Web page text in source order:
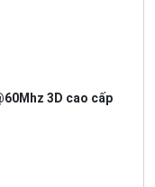
3D cao cấp